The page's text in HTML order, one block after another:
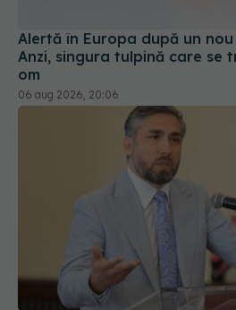
Alertă în Europa după un
Anzi, singura tulpină care se
om
06 aug 2026, 20:06